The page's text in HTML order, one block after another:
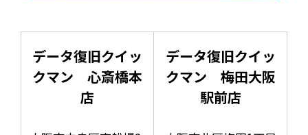
データ復旧クイッ
クマン 心斎橋本
店
データ復旧クイッ
クマン 梅田大阪
駅前店